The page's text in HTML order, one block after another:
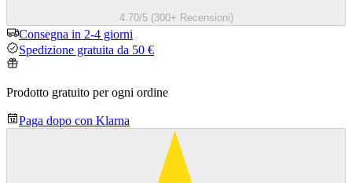
4.70/5 (300+ Recensioni)
Consegna in 2-4 giorni
Spedizione gratuita da 50 €
Prodotto gratuito per ogni ordine
Paga dopo con Klarna